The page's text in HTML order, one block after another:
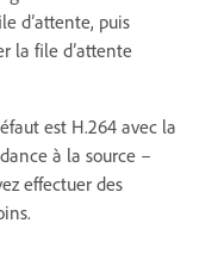
d’attente, puis
la file d’attente
est H.264 avec la
à la source –
effectuer des